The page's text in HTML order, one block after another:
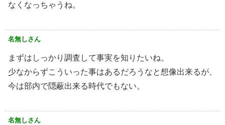
なくなっちゃうね。
名無しさん
まずはしっかり調査して事実を知りたいね。
少なからずこういった事はあるだろうなと想像出来るが、
今は部内で隠蔽出来る時代でもない。
名無しさん